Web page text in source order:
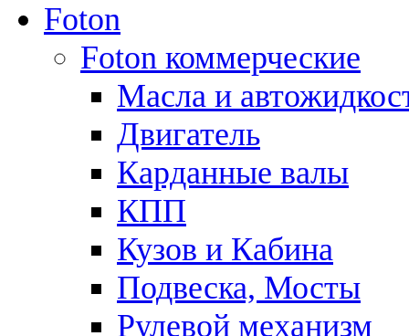
Foton
Foton коммерческие
Масла и
Двигатель
Карданные валы
КПП
Кузов и Кабина
Подвеска, Мосты
Рулевой механизм